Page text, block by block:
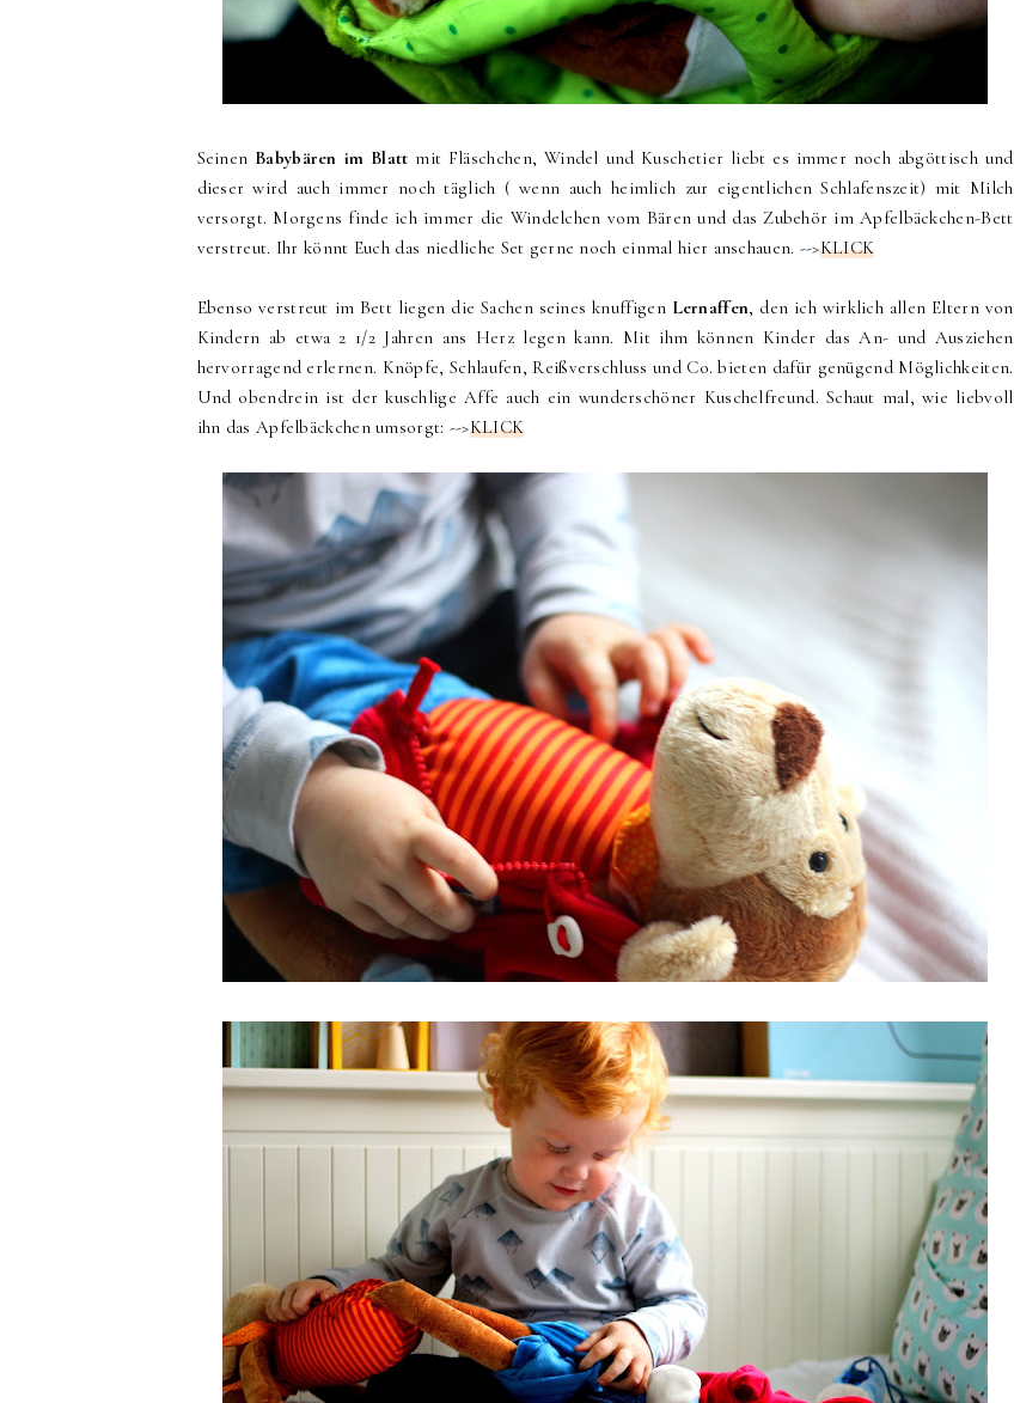
Seinen Babybären im Blatt mit Fläschchen, Windel und Kuschetier liebt es immer noch abgöttisch und
dieser wird auch immer noch täglich ( wenn auch heimlich zur eigentlichen Schlafenszeit) mit Milch
versorgt. Morgens finde ich immer die Windelchen vom Bären und das Zubehör im Apfelbäckchen-Bett
verstreut. Ihr könnt Euch das niedliche Set gerne noch einmal hier anschauen. -->KLICK
Ebenso verstreut im Bett liegen die Sachen seines knuffigenLernaffen, den ich wirklich allen Eltern von
Kindern ab etwa 2 1/2 Jahren ans Herz legen kann. Mit ihm können Kinder das An- und Ausziehen
hervorragend erlernen. Knöpfe, Schlaufen, Reißverschluss und Co. bieten dafür genügend Möglichkeiten.
Und obendrein ist der kuschlige Affe auch ein wunderschöner Kuschelfreund. Schaut mal, wie liebvoll
ihn das Apfelbäckchen umsorgt: -->KLICK